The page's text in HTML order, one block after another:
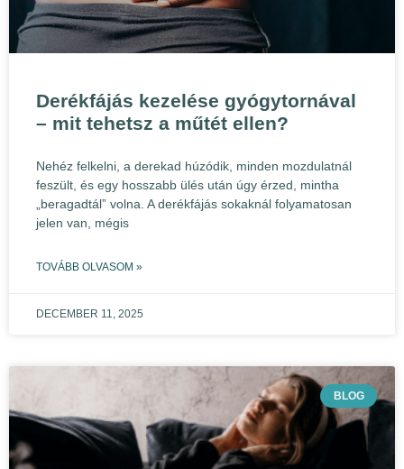
Derékfájás kezelése gyógytornával
– mit tehetsz a műtét ellen?
Nehéz felkelni, a derekad húzódik, minden mozdulatnál
feszült, és egy hosszabb ülés után úgy érzed, mintha
„beragadtál” volna. A derékfájás sokaknál folyamatosan
jelen van, mégis
TOVÁBB OLVASOM »
DECEMBER 11, 2025
BLOG